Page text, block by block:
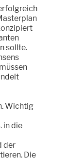
sollte.
Wichtig
in die
der
Die